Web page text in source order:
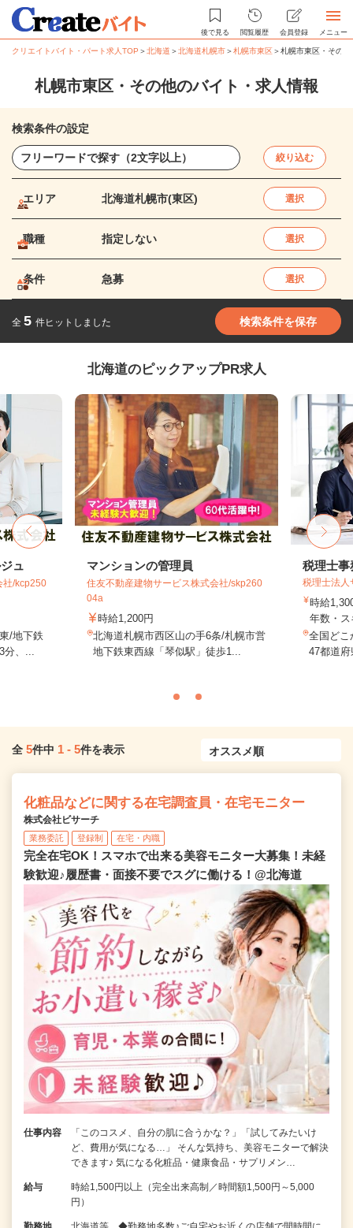
後で見る 閲覧履歴 会員登録 メニュー
クリエイトバイト・パート求人TOP ＞北海道 ＞北海道札幌市＞札幌市東区＞札幌市東区・その
札幌市東区・その他のバイト・求人情報
検索条件の設定
絞り込む
エリア 北海道札幌市(東区) 選択
職種 指定しない 選択
条件 急募 選択
全 5 件ヒットしました 検索条件を保存
北海道のピックアップPR求人
ュ
社/kcp250
/地下鉄
、...
マンションの管理員
住友不動産建物サービス株式会社/skp260
04a
時給1,200円
北海道札幌市西区山の手6条/札幌市営
地下鉄東西線「琴似駅」徒歩1...
税理士事
税理士法人
時給
年数・
全国どこ
47都道
全 5件中 1 - 5件を表示
化粧品などに関する在宅調査員・在宅モニター
株式会社ビサーチ
業務委託 登録制 在宅・内職
完全在宅OK！スマホで出来る美容モニター大募集！未経
験歓迎♪履歴書・面接不要でスグに働ける！@北海道
仕事内容
「このコスメ、自分の肌に合うかな？」「試してみたいけ
ど、費用が気になる…」 そんな気持ち、美容モニターで解決
できます♪ 気になる化粧品・健康食品・サプリメン…
給与
時給1,500円以上（完全出来高制／時間額1,500円～5,000
円）